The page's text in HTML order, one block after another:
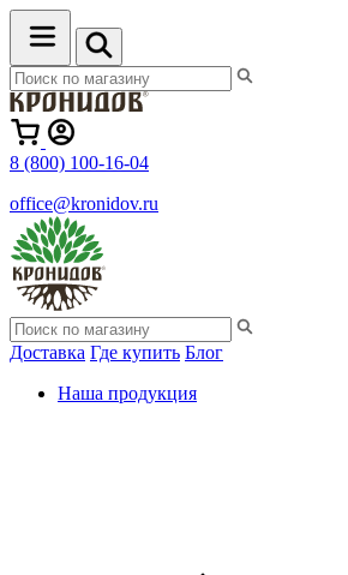
8 (800) 100-16-04
office@kronidov.ru
Доставка Где купить Блог
Наша продукция